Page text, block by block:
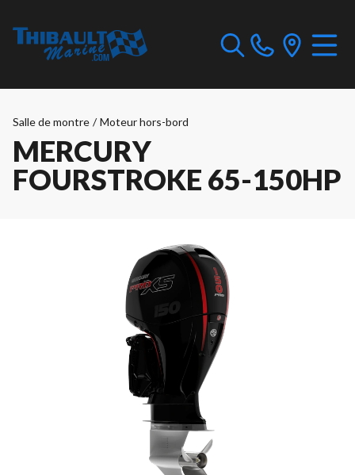
Salle de montre / Moteur hors-bord
MERCURY
FOURSTROKE 65-150HP